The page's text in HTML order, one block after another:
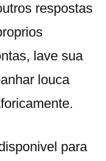
respostas
lave sua
louca
para